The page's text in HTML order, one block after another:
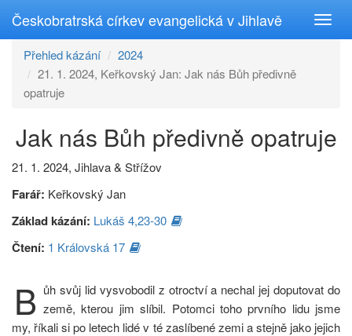
Českobratrská církev evangelická v Jihlavě
Přehled kázání
2024
21. 1. 2024, Keřkovský Jan: Jak nás Bůh předivně
opatruje
Jak nás Bůh předivně opatruje
21. 1. 2024, Jihlava & Střížov
Farář: Keřkovský Jan
Základ kázání: Lukáš 4,23-30
Čtení: 1 Královská 17
B ůh svůj lid vysvobodil z otroctví a nechal jej doputovat do
země, kterou jim slíbil. Potomci toho prvního lidu jsme
my, říkali si po letech lidé v té zaslíbené zemi a stejně jako jejich